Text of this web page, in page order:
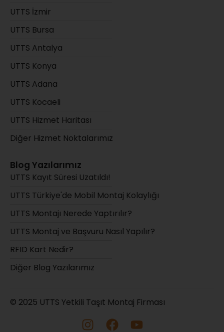
UTTS İzmir
UTTS Bursa
UTTS Antalya
UTTS Konya
UTTS Adana
UTTS Kocaeli
UTTS Hizmet Haritası
Diğer Hizmet Noktalarımız
Blog Yazılarımız
UTTS Kayıt Süresi Uzatıldı!
UTTS Türkiye'de Mobil Montaj Kolaylığı
UTTS Montajı Nerede Yaptırılır?
UTTS Montaj ve Başvuru Nasıl Yapılır?
RFID Kart Nedir?
Diğer Blog Yazılarımız
© 2025 UTTS Yetkili Taşıt Montaj Firması